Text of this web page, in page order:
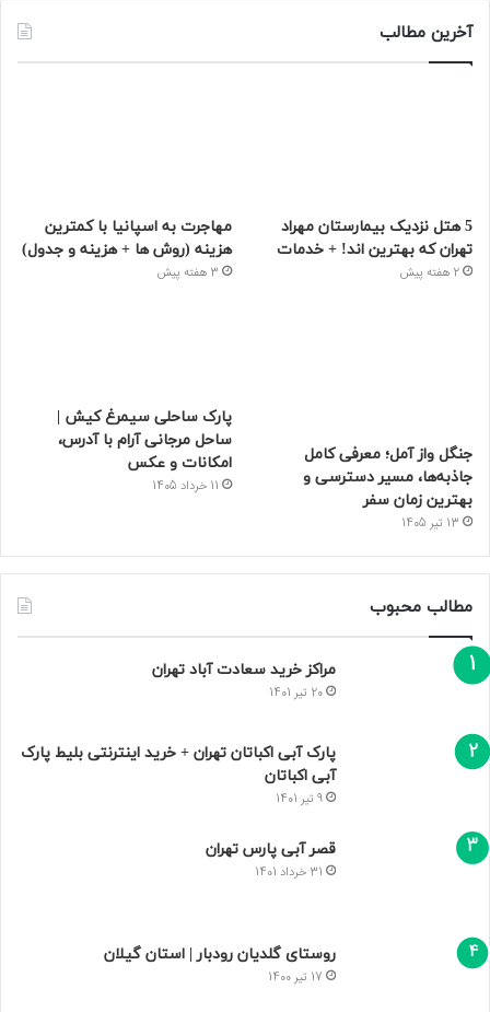
آخرین مطالب
5 هتل نزدیک بیمارستان مهراد
تهران که بهترین‌ اند! + خدمات
2 هفته پیش
مهاجرت به اسپانیا با کمترین
هزینه (روش ها + هزینه و جدول)
3 هفته پیش
جنگل واز آمل؛ معرفی کامل
جاذبه‌ها، مسیر دسترسی و
بهترین زمان سفر
13 تیر 1405
پارک ساحلی سیمرغ کیش |
ساحل مرجانی آرام با آدرس،
امکانات و عکس
11 خرداد 1405
مطالب محبوب
مراکز خرید سعادت‌ آباد تهران
20 تیر 1401
پارک آبی اکباتان تهران + خرید اینترنتی بلیط پارک
آبی اکباتان
9 تیر 1401
قصر آبی پارس تهران
31 خرداد 1401
روستای گلدیان رودبار | استان گیلان
17 تیر 1400